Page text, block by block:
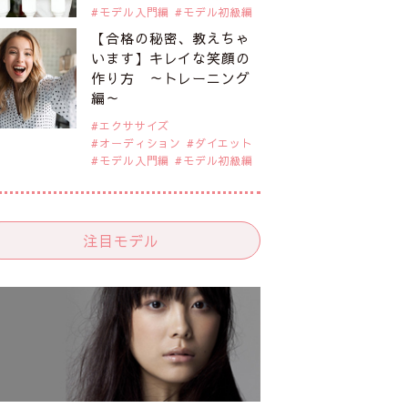
モデル入門編
モデル初級編
【合格の秘密、教えちゃ
います】キレイな笑顔の
作り方 ～トレーニング
編～
エクササイズ
オーディション
ダイエット
モデル入門編
モデル初級編
注目モデル